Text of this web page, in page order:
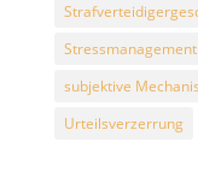
subjektive
Urteilsverzerrung